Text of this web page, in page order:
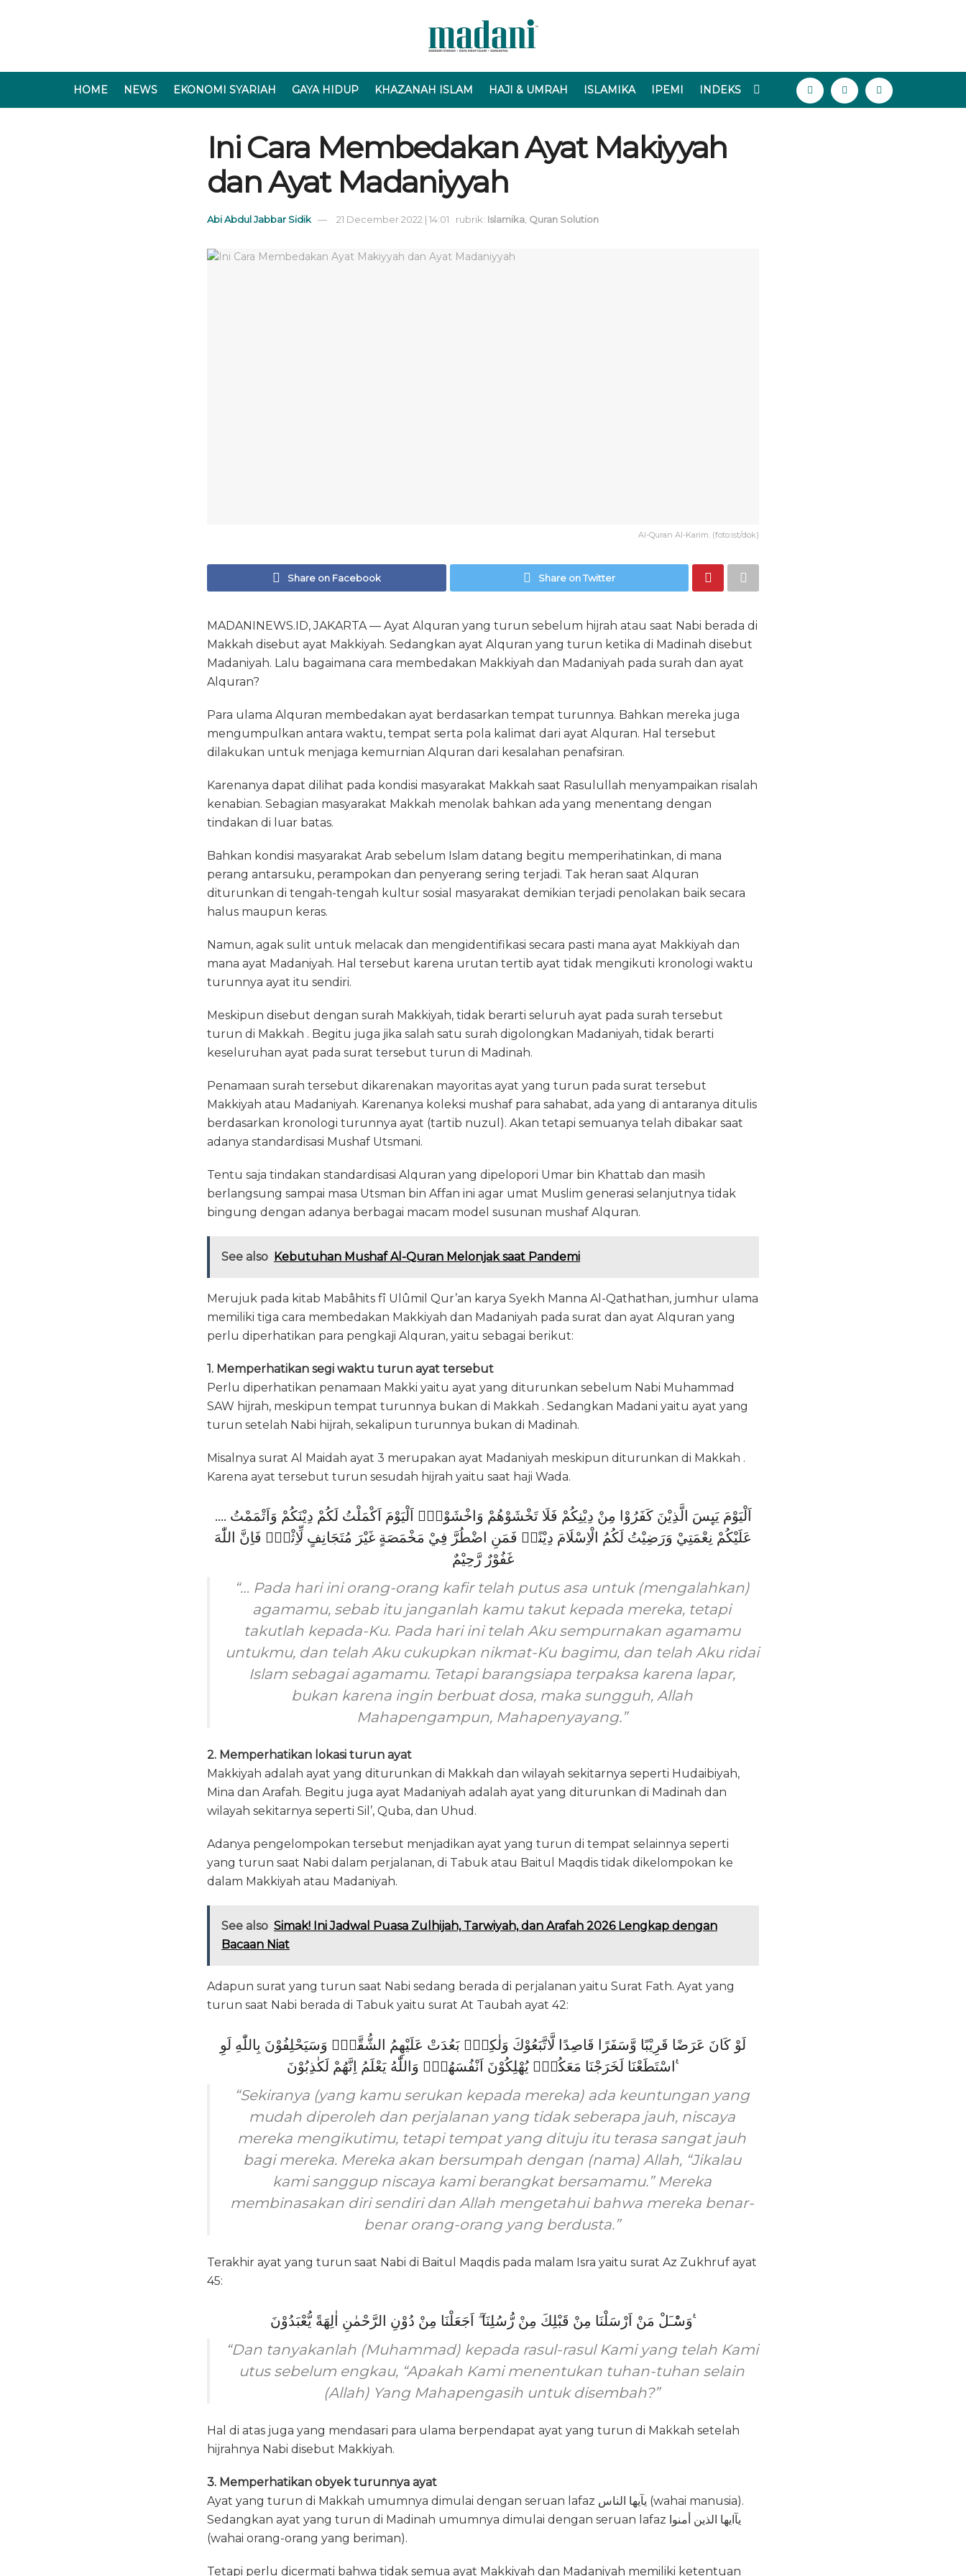
HOME NEWS EKONOMI SYARIAH GAYA HIDUP KHAZANAH ISLAM HAJI & UMRAH ISLAMIKA IPEMI INDEKS
Ini Cara Membedakan Ayat Makiyyah
dan Ayat Madaniyyah
Abi Abdul Jabbar Sidik 21 December 2022 | 14:01 rubrik: Islamika Quran Solution
Al-Quran Al-Karim. (foto:ist/dok)
Share on Facebook Share on Twitter
MADANINEWS.ID, JAKARTA — Ayat Alquran yang turun sebelum hijrah atau saat Nabi berada di
Makkah disebut ayat Makkiyah. Sedangkan ayat Alquran yang turun ketika di Madinah disebut
Madaniyah. Lalu bagaimana cara membedakan Makkiyah dan Madaniyah pada surah dan ayat
Alquran?
Para ulama Alquran membedakan ayat berdasarkan tempat turunnya. Bahkan mereka juga
mengumpulkan antara waktu, tempat serta pola kalimat dari ayat Alquran. Hal tersebut
dilakukan untuk menjaga kemurnian Alquran dari kesalahan penafsiran.
Karenanya dapat dilihat pada kondisi masyarakat Makkah saat Rasulullah menyampaikan risalah
kenabian. Sebagian masyarakat Makkah menolak bahkan ada yang menentang dengan
tindakan di luar batas.
Bahkan kondisi masyarakat Arab sebelum Islam datang begitu memperihatinkan, di mana
perang antarsuku, perampokan dan penyerang sering terjadi. Tak heran saat Alquran
diturunkan di tengah-tengah kultur sosial masyarakat demikian terjadi penolakan baik secara
halus maupun keras.
Namun, agak sulit untuk melacak dan mengidentifikasi secara pasti mana ayat Makkiyah dan
mana ayat Madaniyah. Hal tersebut karena urutan tertib ayat tidak mengikuti kronologi waktu
turunnya ayat itu sendiri.
Meskipun disebut dengan surah Makkiyah, tidak berarti seluruh ayat pada surah tersebut
turun di Makkah . Begitu juga jika salah satu surah digolongkan Madaniyah, tidak berarti
keseluruhan ayat pada surat tersebut turun di Madinah.
Penamaan surah tersebut dikarenakan mayoritas ayat yang turun pada surat tersebut
Makkiyah atau Madaniyah. Karenanya koleksi mushaf para sahabat, ada yang di antaranya ditulis
berdasarkan kronologi turunnya ayat (tartib nuzul). Akan tetapi semuanya telah dibakar saat
adanya standardisasi Mushaf Utsmani.
Tentu saja tindakan standardisasi Alquran yang dipelopori Umar bin Khattab dan masih
berlangsung sampai masa Utsman bin Affan ini agar umat Muslim generasi selanjutnya tidak
bingung dengan adanya berbagai macam model susunan mushaf Alquran.
See also Kebutuhan Mushaf Al-Quran Melonjak saat Pandemi
Merujuk pada kitab Mabâhits fî Ulûmil Qur’an karya Syekh Manna Al-Qathathan, jumhur ulama
memiliki tiga cara membedakan Makkiyah dan Madaniyah pada surat dan ayat Alquran yang
perlu diperhatikan para pengkaji Alquran, yaitu sebagai berikut:
1. Memperhatikan segi waktu turun ayat tersebut
Perlu diperhatikan penamaan Makki yaitu ayat yang diturunkan sebelum Nabi Muhammad
SAW hijrah, meskipun tempat turunnya bukan di Makkah . Sedangkan Madani yaitu ayat yang
turun setelah Nabi hijrah, sekalipun turunnya bukan di Madinah.
Misalnya surat Al Maidah ayat 3 merupakan ayat Madaniyah meskipun diturunkan di Makkah .
Karena ayat tersebut turun sesudah hijrah yaitu saat haji Wada.
…. اَلْيَوْمَ يَىِٕسَ الَّذِيْنَ كَفَرُوْا مِنْ دِيْنِكُمْ فَلَا تَخْشَوْهُمْ وَاخْشَوْنِۗ اَلْيَوْمَ اَكْمَلْتُ لَكُمْ دِيْنَكُمْ وَاَتْمَمْتُ
عَلَيْكُمْ نِعْمَتِيْ وَرَضِيْتُ لَكُمُ الْاِسْلَامَ دِيْنًاۗ فَمَنِ اضْطُرَّ فِيْ مَخْمَصَةٍ غَيْرَ مُتَجَانِفٍ لِّاِثْمٍۙ فَاِنَّ اللّٰهَ
غَفُوْرٌ رَّحِيْمٌ
“… Pada hari ini orang-orang kafir telah putus asa untuk (mengalahkan)
agamamu, sebab itu janganlah kamu takut kepada mereka, tetapi
takutlah kepada-Ku. Pada hari ini telah Aku sempurnakan agamamu
untukmu, dan telah Aku cukupkan nikmat-Ku bagimu, dan telah Aku ridai
Islam sebagai agamamu. Tetapi barangsiapa terpaksa karena lapar,
bukan karena ingin berbuat dosa, maka sungguh, Allah
Mahapengampun, Mahapenyayang.”
2. Memperhatikan lokasi turun ayat
Makkiyah adalah ayat yang diturunkan di Makkah dan wilayah sekitarnya seperti Hudaibiyah,
Mina dan Arafah. Begitu juga ayat Madaniyah adalah ayat yang diturunkan di Madinah dan
wilayah sekitarnya seperti Sil’, Quba, dan Uhud.
Adanya pengelompokan tersebut menjadikan ayat yang turun di tempat selainnya seperti
yang turun saat Nabi dalam perjalanan, di Tabuk atau Baitul Maqdis tidak dikelompokan ke
dalam Makkiyah atau Madaniyah.
See also Simak! Ini Jadwal Puasa Zulhijah, Tarwiyah, dan Arafah 2026 Lengkap dengan
Bacaan Niat
Adapun surat yang turun saat Nabi sedang berada di perjalanan yaitu Surat Fath. Ayat yang
turun saat Nabi berada di Tabuk yaitu surat At Taubah ayat 42:
لَوْ كَانَ عَرَضًا قَرِيْبًا وَّسَفَرًا قَاصِدًا لَّاتَّبَعُوْكَ وَلٰكِنْۢ بَعُدَتْ عَلَيْهِمُ الشُّقَّةُۗ وَسَيَحْلِفُوْنَ بِاللّٰهِ لَوِ
اسْتَطَعْنَا لَخَرَجْنَا مَعَكُمْۚ يُهْلِكُوْنَ اَنْفُسَهُمْۚ وَاللّٰهُ يَعْلَمُ اِنَّهُمْ لَكٰذِبُوْنَ ࣖ
“Sekiranya (yang kamu serukan kepada mereka) ada keuntungan yang
mudah diperoleh dan perjalanan yang tidak seberapa jauh, niscaya
mereka mengikutimu, tetapi tempat yang dituju itu terasa sangat jauh
bagi mereka. Mereka akan bersumpah dengan (nama) Allah, “Jikalau
kami sanggup niscaya kami berangkat bersamamu.” Mereka
membinasakan diri sendiri dan Allah mengetahui bahwa mereka benar-
benar orang-orang yang berdusta.”
Terakhir ayat yang turun saat Nabi di Baitul Maqdis pada malam Isra yaitu surat Az Zukhruf ayat
45:
وَسْٔـَلْ مَنْ اَرْسَلْنَا مِنْ قَبْلِكَ مِنْ رُّسُلِنَآ ۖ اَجَعَلْنَا مِنْ دُوْنِ الرَّحْمٰنِ اٰلِهَةً يُّعْبَدُوْنَ ࣖ
“Dan tanyakanlah (Muhammad) kepada rasul-rasul Kami yang telah Kami
utus sebelum engkau, “Apakah Kami menentukan tuhan-tuhan selain
(Allah) Yang Mahapengasih untuk disembah?”
Hal di atas juga yang mendasari para ulama berpendapat ayat yang turun di Makkah setelah
hijrahnya Nabi disebut Makkiyah.
3. Memperhatikan obyek turunnya ayat
Ayat yang turun di Makkah umumnya dimulai dengan seruan lafaz يآيها الناس (wahai manusia).
Sedangkan ayat yang turun di Madinah umumnya dimulai dengan seruan lafaz يآايها الذين أمنوا
(wahai orang-orang yang beriman).
Tetapi perlu dicermati bahwa tidak semua ayat Makkiyah dan Madaniyah memiliki ketentuan